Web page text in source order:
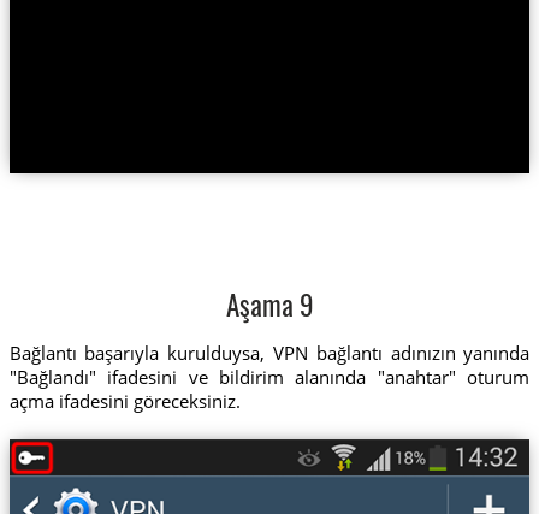
Aşama 9
Bağlantı başarıyla kurulduysa, VPN bağlantı adınızın yanında
"Bağlandı" ifadesini ve bildirim alanında "anahtar" oturum
açma ifadesini göreceksiniz.